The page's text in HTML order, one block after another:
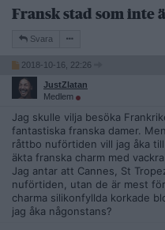
Fransk stad som inte
Svara
2018-10-16, 22:26
JustZlatan
Medlem
Jag skulle vilja besöka
fantastiska franska damer.
råttbo nuförtiden vill jag åka
äkta franska charm med
Jag antar att Cannes, St
nuförtiden, utan de är mest
charma silikonfyllda korkade
jag åka någonstans?